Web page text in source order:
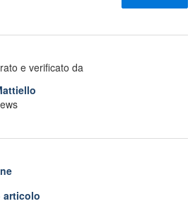
e verificato da
articolo